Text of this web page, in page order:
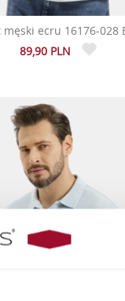
ecru 16176-028
89,90 PLN